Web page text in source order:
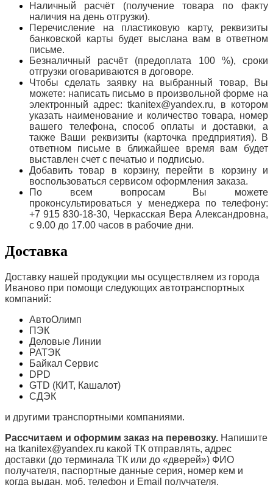
Наличный расчёт (получение товара по факту
наличия на день отгрузки).
Перечисление на пластиковую карту, реквизиты
банковской карты будет выслана вам в ответном
письме.
Безналичный расчёт (предоплата 100 %), сроки
отгрузки оговариваются в договоре.
Чтобы сделать заявку на выбранный товар, Вы
можете: написать письмо в произвольной форме на
электронный адрес: tkanitex@yandex.ru, в котором
указать наименование и количество товара, номер
вашего телефона, способ оплаты и доставки, а
также Ваши реквизиты (карточка предприятия). В
ответном письме в ближайшее время вам будет
выставлен счет с печатью и подписью.
Добавить товар в корзину, перейти в корзину и
воспользоваться сервисом оформления заказа.
По всем вопросам Вы можете
проконсультироваться у менеджера по телефону:
+7 915 830-18-30, Черкасская Вера Александровна,
с 9.00 до 17.00 часов в рабочие дни.
Доставка
Доставку нашей продукции мы осуществляем из города
Иваново при помощи следующих автотранспортных
компаний:
АвтоОлимп
ПЭК
Деловые Линии
РАТЭК
Байкал Сервис
DPD
GTD (КИТ, Кашалот)
СДЭК
и другими транспортными компаниями.
Рассчитаем и оформим заказ на перевозку. Напишите
на tkanitex@yandex.ru какой ТК отправлять, адрес
доставки (до терминала ТК или до «дверей») ФИО
получателя, паспортные данные серия, номер кем и
когда выдан, моб. телефон и Email получателя.